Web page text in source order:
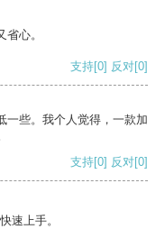
心。
支持[0] 反对[0]
一些。我个人觉得，一款加
支持[0] 反对[0]
速上手。